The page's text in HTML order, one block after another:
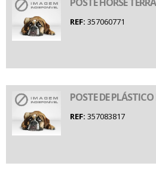
REF: 357060771
POSTE DE
REF: 357083817